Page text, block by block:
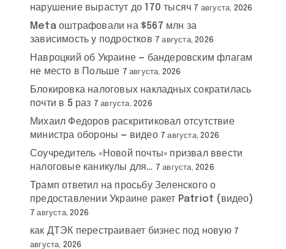
нарушение вырастут до 170 тысяч 7 августа, 2026
Meta оштрафовали на $567 млн за
зависимость у подростков 7 августа, 2026
Навроцкий об Украине — бандеровским флагам
не место в Польше 7 августа, 2026
Блокировка налоговых накладных сократилась
почти в 5 раз 7 августа, 2026
Михаил Федоров раскритиковал отсутствие
министра обороны — видео 7 августа, 2026
Соучредитель «Новой почты» призвал ввести
налоговые каникулы для… 7 августа, 2026
Трамп ответил на просьбу Зеленского о
предоставлении Украине ракет Patriot (видео)
7 августа, 2026
как ДТЭК перестраивает бизнес под новую 7
августа, 2026